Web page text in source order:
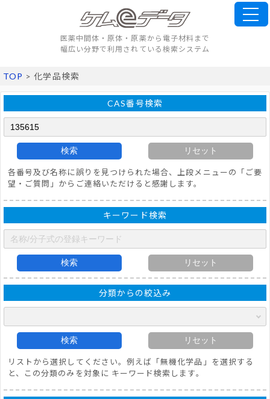
医薬中間体・原体・原薬から電子材料まで
幅広い分野で利用されている検索システム
TOP > 化学品検索
CAS番号検索
検索 リセット
各番号及び名称に誤りを見つけられた場合、上段メニューの「ご要
望・ご質問」からご連絡いただけると感謝します。
キーワード検索
検索 リセット
分類からの絞込み
検索 リセット
リストから選択してください。例えば「無機化学品」を選択する
と、この分類のみを対象に キーワード検索します。